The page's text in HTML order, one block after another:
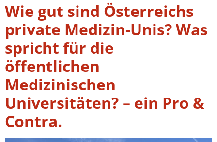
Wie gut sind Österreichs
private Medizin-Unis? Was
spricht für die
öffentlichen
Medizinischen
Universitäten? – ein Pro &
Contra.